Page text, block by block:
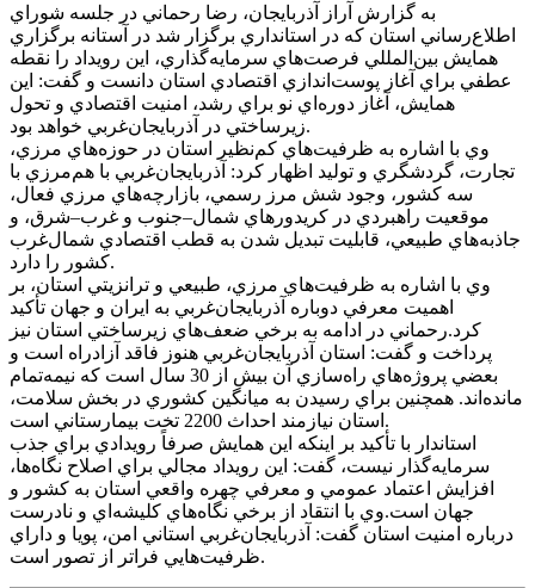
به گزارش آراز آذربايجان، رضا رحماني در جلسه شوراي
اطلاع‌رساني استان که در استانداري برگزار شد در آستانه برگزاري
همايش بين‌المللي فرصت‌هاي سرمايه‌گذاري، اين رويداد را نقطه
عطفي براي آغاز پوست‌اندازي اقتصادي استان دانست و گفت: اين
همايش، آغاز دوره‌اي نو براي رشد، امنيت اقتصادي و تحول
زيرساختي در آذربايجان‌غربي خواهد بود.
وي با اشاره به ظرفيت‌هاي کم‌نظير استان در حوزه‌هاي مرزي،
تجارت، گردشگري و توليد اظهار کرد: آذربايجان‌غربي با هم‌مرزي با
سه کشور، وجود شش مرز رسمي، بازارچه‌هاي مرزي فعال،
موقعيت راهبردي در کريدورهاي شمال–جنوب و غرب–شرق، و
جاذبه‌هاي طبيعي، قابليت تبديل شدن به قطب اقتصادي شمال‌غرب
کشور را دارد.
وي با اشاره به ظرفيت‌هاي مرزي، طبيعي و ترانزيتي استان، بر
اهميت معرفي دوباره آذربايجان‌غربي به ايران و جهان تأکيد
کرد.رحماني در ادامه به برخي ضعف‌هاي زيرساختي استان نيز
پرداخت و گفت: استان آذربايجان‌غربي هنوز فاقد آزادراه است و
بعضي پروژه‌هاي راه‌سازي آن بيش از 30 سال است که نيمه‌تمام
مانده‌اند. همچنين براي رسيدن به ميانگين کشوري در بخش سلامت،
استان نيازمند احداث 2200 تخت بيمارستاني است.
استاندار با تأکيد بر اينکه اين همايش صرفاً رويدادي براي جذب
سرمايه‌گذار نيست، گفت: اين رويداد مجالي براي اصلاح نگاه‌ها،
افزايش اعتماد عمومي و معرفي چهره واقعي استان به کشور و
جهان است.وي با انتقاد از برخي نگاه‌هاي کليشه‌اي و نادرست
درباره امنيت استان گفت: آذربايجان‌غربي استاني امن، پويا و داراي
ظرفيت‌هايي فراتر از تصور است.